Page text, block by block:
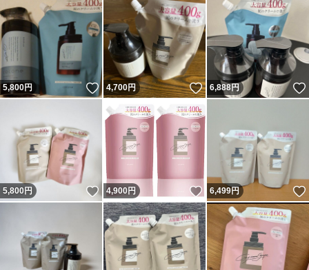
5,800円 いいね！
4,700円 いいね！
6,888円
5,800円 いいね！
4,900 円 いいね！
6,499円